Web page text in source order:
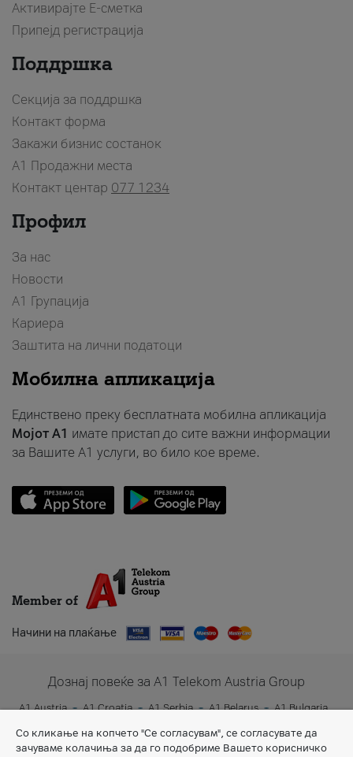
Активирајте Е-сметка
Припејд регистрација
Поддршка
Секција за поддршка
Контакт форма
Закажи бизнис состанок
A1 Продажни места
Контакт центар 077 1234
Профил
За нас
Новости
А1 Групација
Кариера
Заштита на лични податоци
Мобилна апликација
Единствено преку бесплатната мобилна апликација
Мојот A1 имате пристап до сите важни информации
за Вашите A1 услуги, во било кое време.
Member of
Начини на плаќање
Дознај повеќе за A1 Telekom Austria Group
A1 Austria A1 Croatia A1 Serbia A1 Belarus
A1 Bulgaria
A1 Slovenia
A1 Digital
Со кликање на копчето "Се согласувам", се согласувате да
зачуваме колачиња за да го подобриме Вашето корисничко